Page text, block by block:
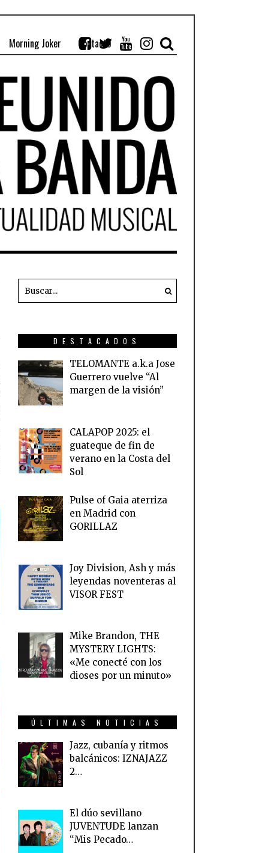
Morning Joker Contacto
DESTACADOS
TELOMANTE a.k.a Jose
Guerrero vuelve “Al
margen de la visión”
CALAPOP 2025: el
guateque de fin de
verano en la Costa del
Sol
Pulse of Gaia aterriza
en Madrid con
GORILLAZ
Joy Division, Ash y más
leyendas noventeras al
VISOR FEST
Mike Brandon, THE
MYSTERY LIGHTS:
«Me conecté con los
dioses por un minuto»
ÚLTIMAS NOTICIAS
Jazz, cubanía y ritmos
balcánicos: IZNAJAZZ
2…
El dúo sevillano
JUVENTUDE lanzan
“Mis Pecado…